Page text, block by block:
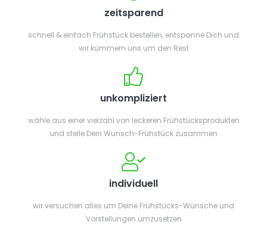
zeitsparend
schnell & einfach Frühstück bestellen, entspanne Dich und
wir kümmern uns um den Rest
unkompliziert
wähle aus einer vielzahl von leckeren Frühstücksprodukten
und stelle Dein Wunsch-Frühstück zusammen
individuell
wir versuchen alles um Deine Frühstücks-Wünsche und
Vorstellungen umzusetzen